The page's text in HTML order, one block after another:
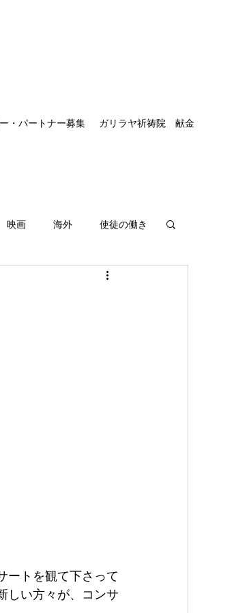
・パートナー募集 ガリラヤ祈祷院 献金
映画 海外 使徒の働き
ートを観て下さって
しい方々が、コンサ